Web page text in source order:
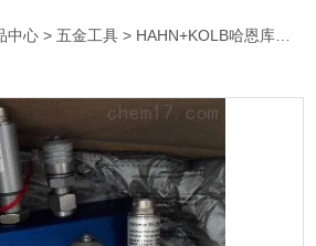
中心 > 五金工具 > HAHN+KOLB哈恩库博工具